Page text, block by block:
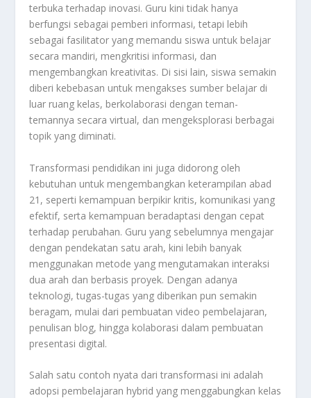
terbuka terhadap inovasi. Guru kini tidak hanya
berfungsi sebagai pemberi informasi, tetapi lebih
sebagai fasilitator yang memandu siswa untuk belajar
secara mandiri, mengkritisi informasi, dan
mengembangkan kreativitas. Di sisi lain, siswa semakin
diberi kebebasan untuk mengakses sumber belajar di
luar ruang kelas, berkolaborasi dengan teman-
temannya secara virtual, dan mengeksplorasi berbagai
topik yang diminati.
Transformasi pendidikan ini juga didorong oleh
kebutuhan untuk mengembangkan keterampilan abad
21, seperti kemampuan berpikir kritis, komunikasi yang
efektif, serta kemampuan beradaptasi dengan cepat
terhadap perubahan. Guru yang sebelumnya mengajar
dengan pendekatan satu arah, kini lebih banyak
menggunakan metode yang mengutamakan interaksi
dua arah dan berbasis proyek. Dengan adanya
teknologi, tugas-tugas yang diberikan pun semakin
beragam, mulai dari pembuatan video pembelajaran,
penulisan blog, hingga kolaborasi dalam pembuatan
presentasi digital.
Salah satu contoh nyata dari transformasi ini adalah
adopsi pembelajaran hybrid yang menggabungkan kelas